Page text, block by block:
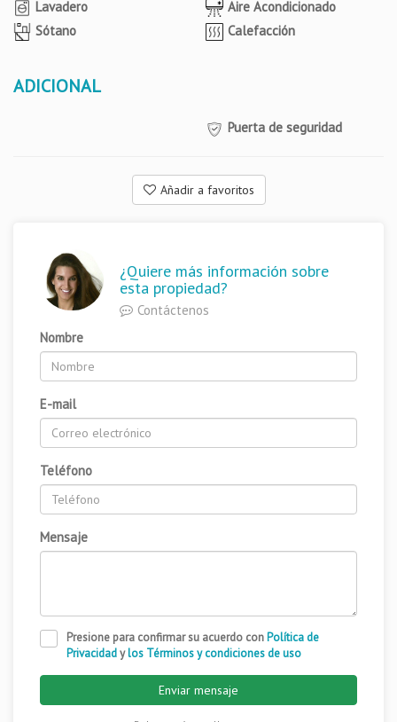
Lavadero
Sótano
Aire Acondicionado
Calefacción
ADICIONAL
Puerta de seguridad
Añadir a favoritos
¿Quiere más información sobre
esta propiedad?
Contáctenos
Nombre
E-mail
Teléfono
Mensaje
Presione para confirmar su acuerdo con Política de
Privacidadylos Términos y condiciones de uso
Enviar mensaje